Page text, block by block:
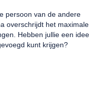
persoon van de andere
overschrijdt het maximale
Hebben jullie een idee
kunt krijgen?